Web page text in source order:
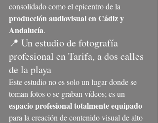
consolidado como el epicentro de la
producción audiovisual en Cádiz y
Andalucía.
📍 Un estudio de fotografía
profesional en Tarifa, a dos calles
de la playa
Este estudio no es solo un lugar donde se
toman fotos o se graban vídeos; es un
espacio profesional totalmente equipado
para la creación de contenido visual de alto